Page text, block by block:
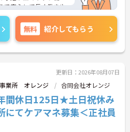
で安心して長く働きや
興味のある方は面接ポ
気軽にご相談くださ
無料 紹介してもらう
更新日：2026年08月07日
業所 オレンジ 合同会社オレンジ
間休日125日★土日祝休み
てケアマネ募集＜正社員